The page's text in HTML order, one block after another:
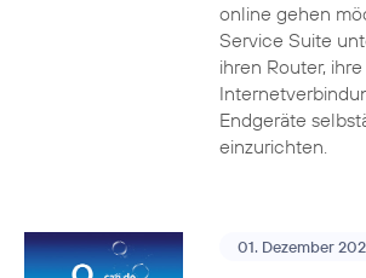
online gehen
Service Suite
ihren Router, ihre
Endgeräte
einzurichten.
01. Dezember